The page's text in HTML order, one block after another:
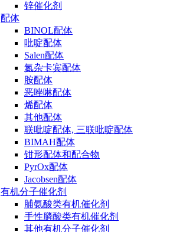
锌催化剂
配体
BINOL配体
吡啶配体
Salen配体
氮杂卡宾配体
胺配体
恶唑啉配体
烯配体
其他配体
联吡啶配体, 三联吡啶配体
BIMAH配体
钳形配体和配合物
PyrOx配体
Jacobsen配体
有机分子催化剂
脯氨酸类有机催化剂
手性膦酸类有机催化剂
其他有机分子催化剂